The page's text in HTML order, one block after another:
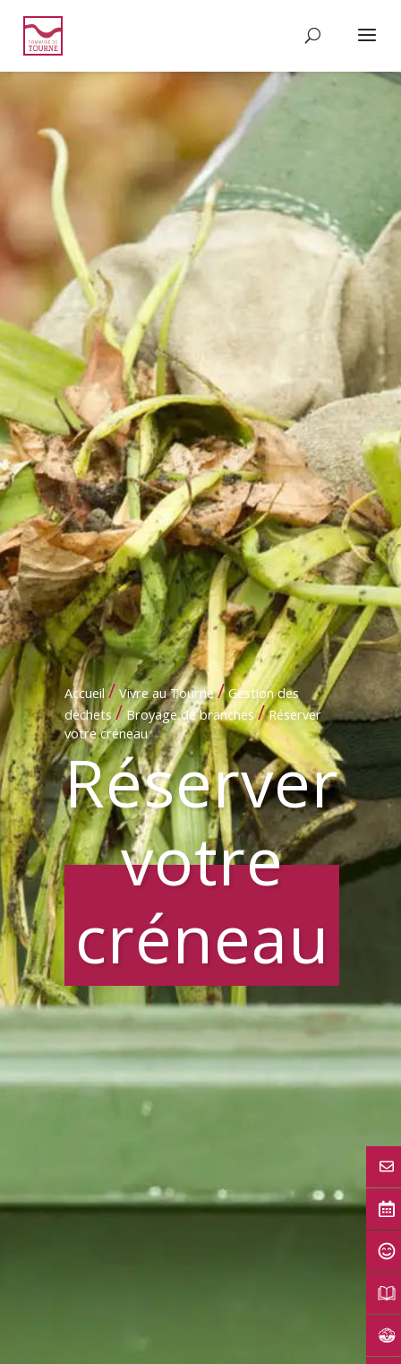
Accueil / Vivre au Tourne / Gestion des
déchets / Broyage de branches /Réserver
votre créneau
Réserver
votre
créneau